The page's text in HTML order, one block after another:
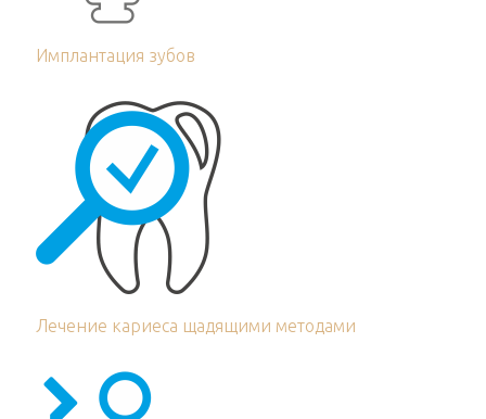
Имплантация зубов
Лечение кариеса щадящими методами